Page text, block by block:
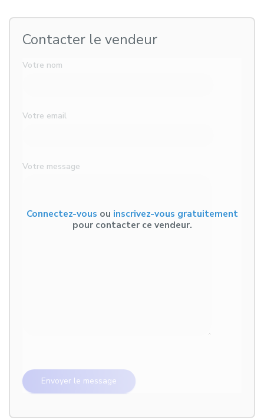
Contacter le vendeur
Votre nom
Votre email
Votre message
Connectez-vous ou inscrivez-vous gratuitement
pour contacter ce vendeur.